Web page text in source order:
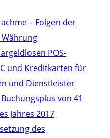
– Folgen der
POS-
und Kreditkarten für
und Dienstleister
von 41
Jahres 2017
des